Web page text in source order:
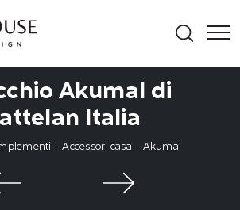
Akumal di
Italia
-Accessori casa - Akumal